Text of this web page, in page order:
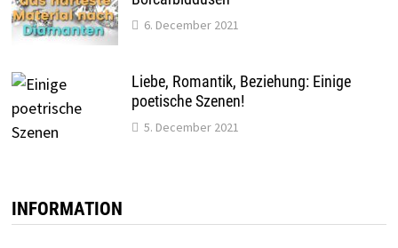
6. December 2021
Liebe, Romantik, Beziehung: Einige
poetische Szenen!
5. December 2021
INFORMATION